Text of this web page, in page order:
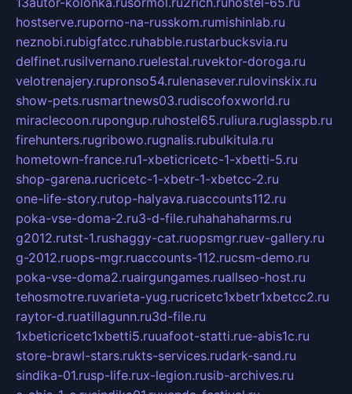
hostserve.ruporno-na-russkom.rumishinlab.ru
neznobi.rubigfatcc.ruhabble.rustarbucksvia.ru
delfinet.rusilvernano.ruelestal.ruvektor-doroga.ru
velotrenajery.rupronso54.rulenasever.rulovinskix.ru
show-pets.rusmartnews03.rudiscofoxworld.ru
miraclecoon.rupongup.ruhostel65.ruliura.ruglasspb.ru
firehunters.rugribowo.rugnalis.rubulkitula.ru
hometown-france.ru1-xbeticricetc-1-xbetti-5.ru
shop-garena.rucricetc-1-xbetr-1-xbetcc-2.ru
one-life-story.rutop-halyava.ruaccounts112.ru
poka-vse-doma-2.ru3-d-file.ruhahahaharms.ru
g2012.rutst-1.rushaggy-cat.ruopsmgr.ruev-gallery.ru
g-2012.ruops-mgr.ruaccounts-112.rucsm-demo.ru
poka-vse-doma2.ruairgungames.ruallseo-host.ru
tehosmotre.ruvarieta-yug.rucricetc1xbetr1xbetcc2.ru
raytor-d.ruatillagunn.ru3d-file.ru
1xbeticricetc1xbetti5.ruuafoot-statti.rue-abis1c.ru
store-brawl-stars.rukts-services.rudark-sand.ru
sindika-01.rusp-life.rux-legion.rusib-archives.ru